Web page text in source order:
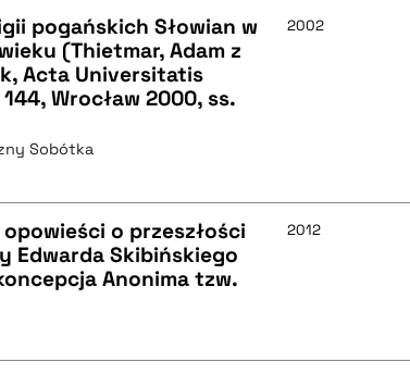
pogańskich Słowian w
(Thietmar, Adam z
Acta Universitatis
Wrocław 2000, ss.
Sobótka
2002
o przeszłości
Edwarda Skibińskiego
Anonima tzw.
2012